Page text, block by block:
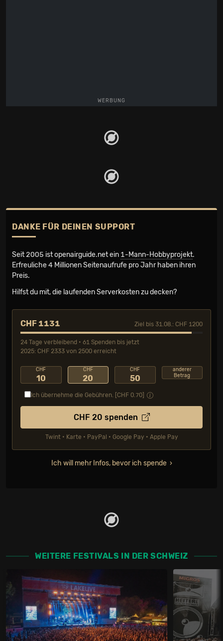
WERBUNG
DANKE FÜR DEINEN SUPPORT
Seit 2005 ist openairguide.net ein 1-Mann-Hobbyprojekt.
Erfreuliche 4 Millionen Seiten­aufrufe pro Jahr haben ihren
Preis.
Hilfst du mit, die laufenden Serverkosten zu decken?
CHF 1131 Ziel bis 31.08.: CHF 1200
24 Tage verbleibend • 61 Spenden bis jetzt
2025: CHF 2333 von 2500 erreicht
CHF
10
CHF
20
CHF
50
anderer
Betrag
Ich übernehme die Gebühren. [CHF 0.70]
CHF 20 spenden
Twint • Karte • PayPal • Google Pay • Apple Pay
Ich will mehr Infos, bevor ich spende
WEITERE FESTIVALS IN DER SCHWEIZ